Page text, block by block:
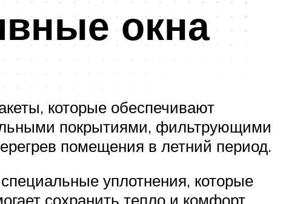
окна
которые обеспечивают
покрытиями, фильтрующими
помещения в летний период.
уплотнения, которые
сохранить тепло и комфорт